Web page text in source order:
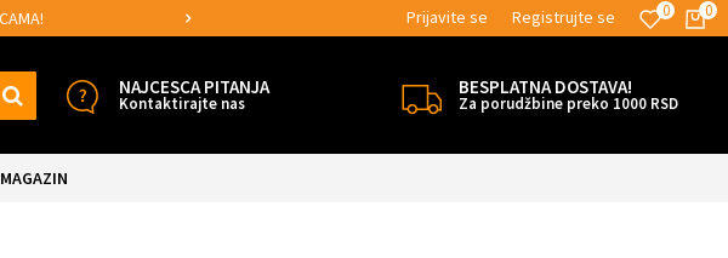
MOGUĆNOST BESPLATNE ISPORUKE! MOGUĆNOST 0
0
Prijavite se Registrujte se
NAJCESCA PITANJA
Kontaktirajte nas
BESPLATNA DOSTAVA!
Za porudžbine preko 1000 RSD
MAGAZIN